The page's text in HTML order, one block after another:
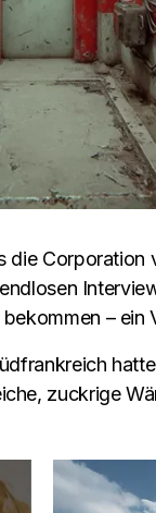
Corporation
– ein
zuckrige